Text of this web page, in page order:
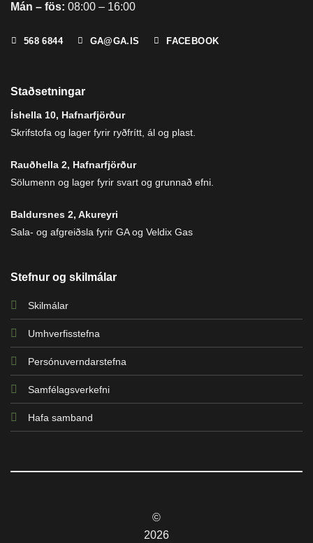
Mán – fös: 08:00 – 16:00
568 6844 GA@GA.IS FACEBOOK
Staðsetningar
Íshella 10, Hafnarfjörður
Skrifstofa og lager fyrir ryðfrítt, ál og plast.
Rauðhella 2, Hafnarfjörður
Sölumenn og lager fyrir svart og grunnað efni.
Baldursnes 2, Akureyri
Sala- og afgreiðsla fyrir GA og Veldix Gas
Stefnur og skilmálar
Skilmálar
Umhverfisstefna
Persónuverndarstefna
Samfélagsverkefni
Hafa samband
©
2026